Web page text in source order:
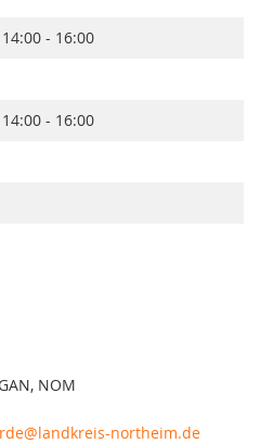
- 16:00
- 16:00
NOM
northeim.de